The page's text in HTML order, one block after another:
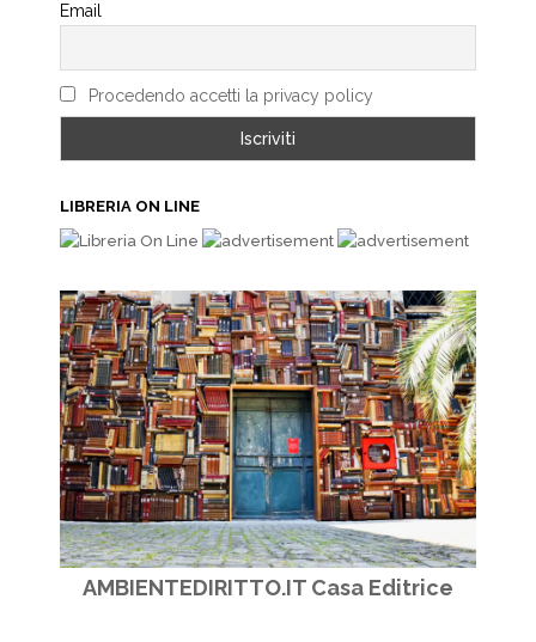
Email
Procedendo accetti la privacy policy
LIBRERIA ON LINE
AMBIENTEDIRITTO.IT Casa Editrice